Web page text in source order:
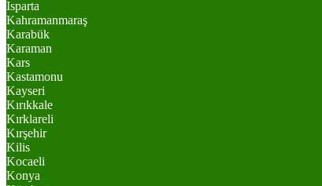
Isparta
Kahramanmaraş
Karabük
Karaman
Kars
Kastamonu
Kayseri
Kırıkkale
Kırklareli
Kırşehir
Kilis
Kocaeli
Konya